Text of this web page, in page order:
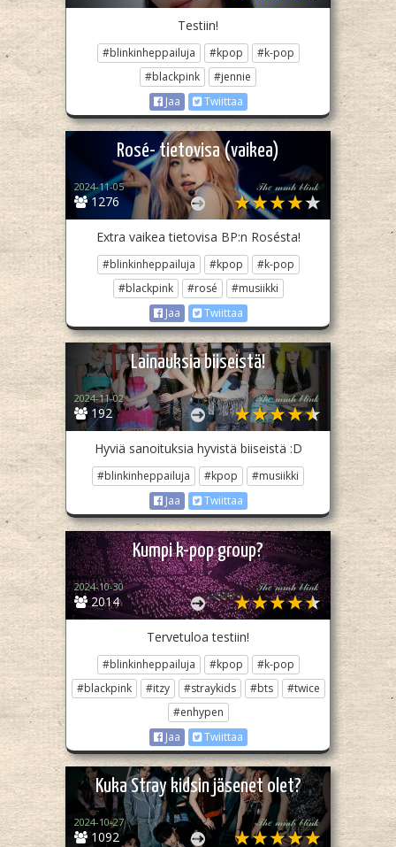
Testiin!
#blinkinheppailuja #kpop
#k-pop
#blackpink
#jennie
Jaa
Twiittaa
Rosé- tietovisa (vaikea)
1276
2024-11-05 𝒯𝒽𝑒 𝓂𝓂𝒽 𝒷𝓁𝒾𝓃𝓀
Extra vaikea tietovisa BP:n Rosésta!
#blinkinheppailuja #kpop
#k-pop
#blackpink
#rosé
#musiikki
Jaa
Twiittaa
Lainauksia biiseistä!
192
2024-11-02 𝒯𝒽𝑒 𝓂𝓂𝒽 𝒷𝓁𝒾𝓃𝓀
Hyviä sanoituksia hyvistä biiseistä :D
#blinkinheppailuja #kpop
#musiikki
Jaa
Twiittaa
Kumpi k-pop group?
2014
2024-10-30 𝒯𝒽𝑒 𝓂𝓂𝒽 𝒷𝓁𝒾𝓃𝓀
Tervetuloa testiin!
#blinkinheppailuja #kpop
#k-pop
#blackpink
#itzy #straykids #bts
#twice
#enhypen
Jaa
Twiittaa
Kuka Stray kidsin jäsenet olet?
1092
2024-10-27 𝒯𝒽𝑒 𝓂𝓂𝒽 𝒷𝓁𝒾𝓃𝓀